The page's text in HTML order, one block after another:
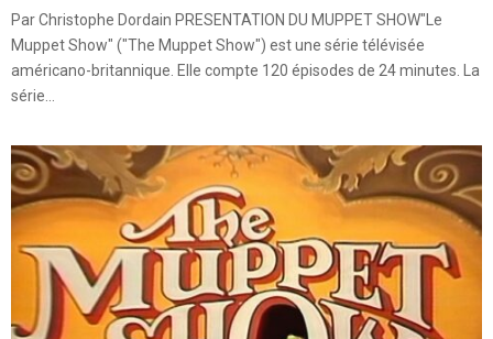
Par Christophe Dordain PRESENTATION DU MUPPET SHOW"Le
Muppet Show" ("The Muppet Show") est une série télévisée
américano-britannique. Elle compte 120 épisodes de 24 minutes. La
série...